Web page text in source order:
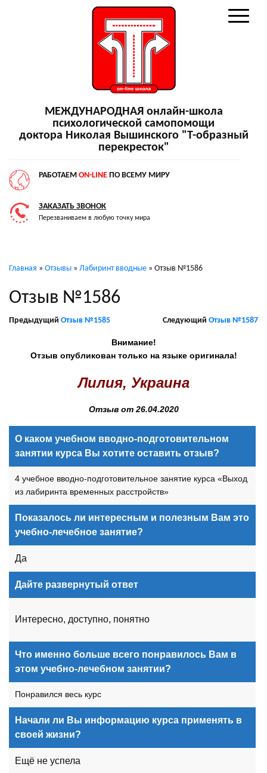
МЕЖДУНАРОДНАЯ онлайн-школа
психологической самопомощи
доктора Николая Вышинского "Т-образный
перекресток"
РАБОТАЕМ ON-LINE ПО ВСЕМУ МИРУ
ЗАКАЗАТЬ ЗВОНОК
Перезваниваем в любую точку мира
Главная » Отзывы » Лабиринт вводные » Отзыв №1586
Отзыв №1586
Предыдущий Отзыв №1585 Следующий Отзыв №1587
Внимание!
Отзыв опубликован только на языке оригинала!
Лилия, Украина
Отзыв от 26.04.2020
О каком учебном вводно-подготовительном
занятии курса Вы хотите оставить отзыв?
4 учебное вводно-подготовительное занятие курса «Выход
из лабиринта временных расстройств»
Показалось ли интересным и полезным Вам это
учебно-лечебное занятие?
Да
Дайте развернутый ответ
Интересно, доступно, понятно
Что именно больше всего понравилось Вам в
этом учебно-лечебном занятии?
Понравился весь курс
Начали ли Вы информацию курса применять в
своей жизни?
Ещё не успела